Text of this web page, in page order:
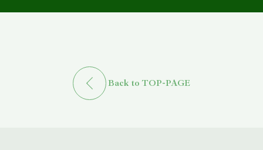
Back to TOP-PAGE